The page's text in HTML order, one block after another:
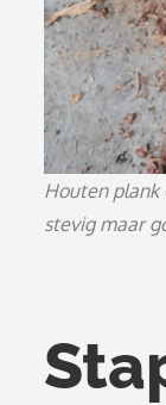
Houten
stevig maar